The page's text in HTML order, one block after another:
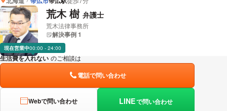
中村 浩士 弁護士の詳細情報を見る
荒木 樹 弁護士
荒木法律事務所
解決事例 1
現在営業中00:00 - 24:00
生活費を入れない のご相談は
電話で問い合わせ
Webで問い合わせ LINEで問い合わせ